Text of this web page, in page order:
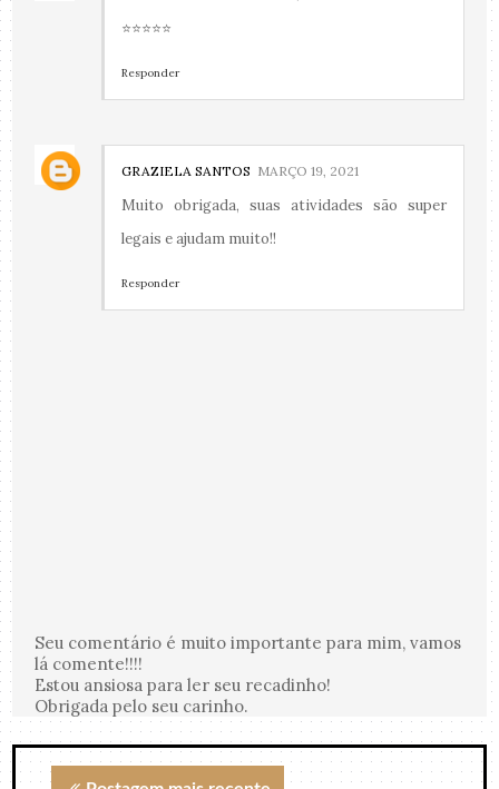
⭐⭐⭐⭐⭐
Responder
GRAZIELA SANTOS MARÇO 19, 2021
Muito obrigada, suas atividades são super
legais e ajudam muito!!
Responder
Seu comentário é muito importante para mim, vamos
lá comente!!!!
Estou ansiosa para ler seu recadinho!
Obrigada pelo seu carinho.